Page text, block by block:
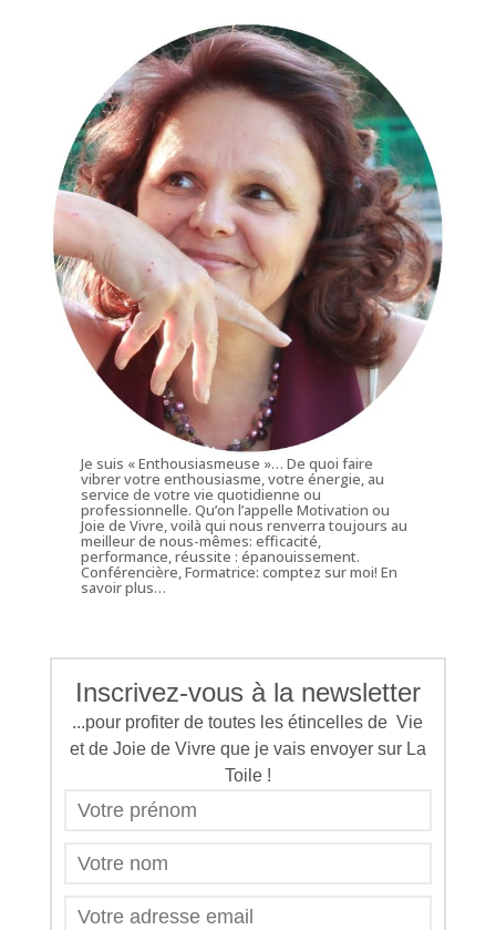
Je suis « Enthousiasmeuse »… De quoi faire
vibrer votre enthousiasme, votre énergie, au
service de votre vie quotidienne ou
professionnelle. Qu’on l’appelle Motivation ou
Joie de Vivre, voilà qui nous renverra toujours au
meilleur de nous-mêmes: efficacité,
performance, réussite : épanouissement.
Conférencière, Formatrice: comptez sur moi!En
savoir plus…
Inscrivez-vous à la newsletter
...pour profiter de toutes les étincelles de Vie
et de Joie de Vivre que je vais envoyer sur La
Toile !